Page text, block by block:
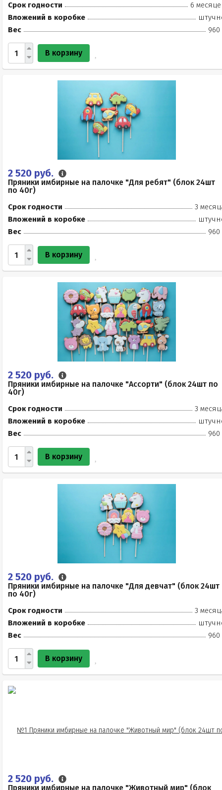
Срок годности
6
Вложений в коробке
Вес
960
В корзину
2 520 руб.
Пряники имбирные на палочке "Для ребят" (блок 24шт
по 40г)
Срок годности
3
Вложений в коробке
Вес
960
В корзину
2 520 руб.
Пряники имбирные на палочке "Ассорти" (блок 24шт по
40г)
Срок годности
3
Вложений в коробке
Вес
960
В корзину
2 520 руб.
Пряники имбирные на палочке "Для девчат" (блок 24шт
по 40г)
Срок годности
3
Вложений в коробке
Вес
960
В корзину
2 520 руб.
Пряники имбирные на палочке "Животный мир" (блок